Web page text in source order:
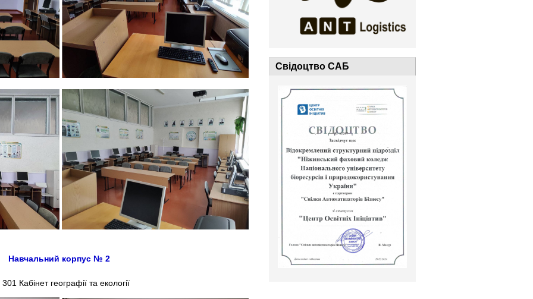
Навчальний корпус № 2
Кабінет географії та екології
Свідоцтво САБ